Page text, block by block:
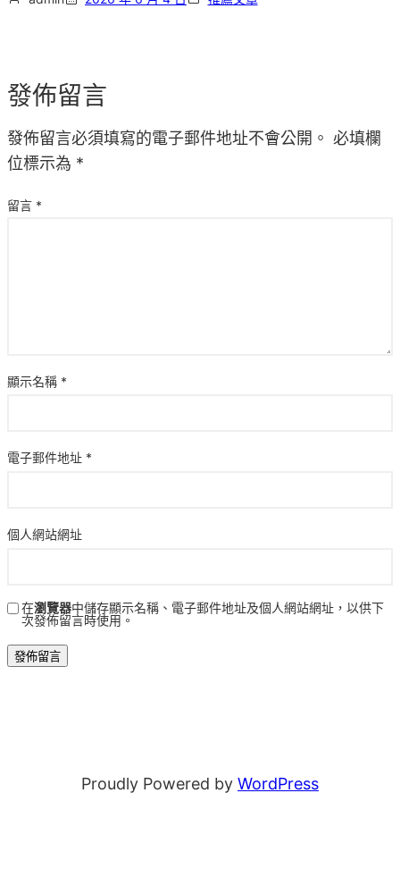
發佈留言
發佈留言必須填寫的電子郵件地址不會公開。 必填欄
位標示為 *
留言 *
顯示名稱 *
電子郵件地址 *
個人網站網址
在瀏覽器中儲存顯示名稱、電子郵件地址及個人網站網址，以供下
次發佈留言時使用。
Proudly Powered by WordPress